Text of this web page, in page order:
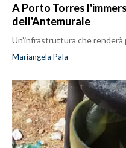
A Porto Torres
dell'Antemurale
Un’infrastruttura che renderà
Mariangela Pala